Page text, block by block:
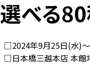
選べる
□2024年9月25日(水)
□日本橋三越本店 本館